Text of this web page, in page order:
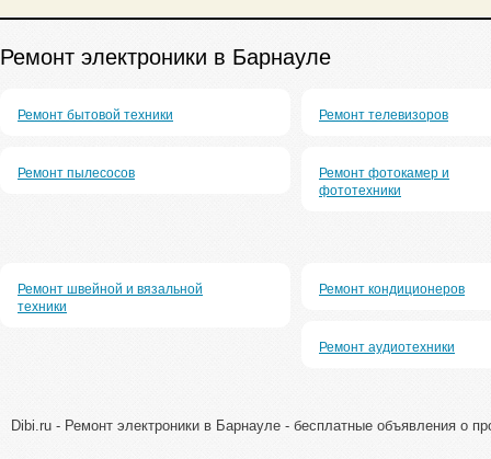
Ремонт электроники в Барнауле
Ремонт бытовой техники Ремонт телевизоров
Ремонт пылесосов
Ремонт фотокамер и
фототехники
Ремонт швейной и вязальной
техники
Ремонт кондиционеров
Ремонт аудиотехники
Dibi.ru - Ремонт электроники в Барнауле - бесплатные объявления о